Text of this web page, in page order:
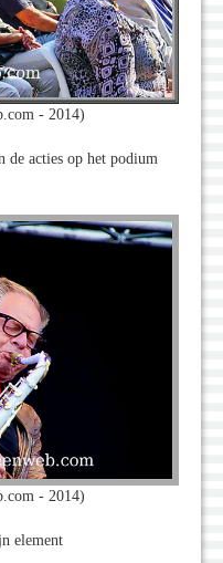
- 2014)
de acties op het podium
- 2014)
element